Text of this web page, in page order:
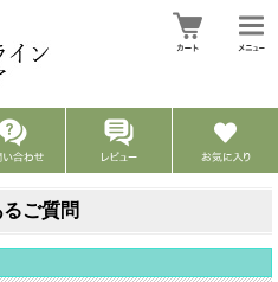
ご質問